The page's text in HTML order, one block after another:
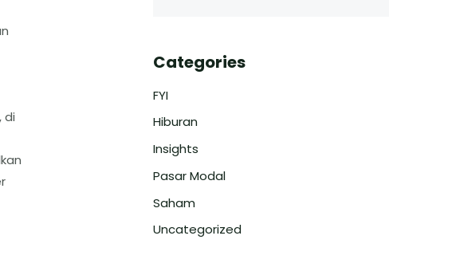
di
Categories
FYI
Hiburan
Insights
Pasar Modal
Saham
Uncategorized